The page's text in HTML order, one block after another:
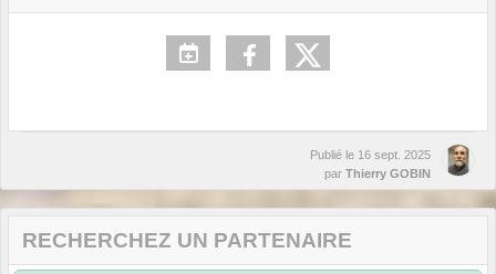
Publié le 16 sept. 2025
par Thierry GOBIN
RECHERCHEZ UN PARTENAIRE